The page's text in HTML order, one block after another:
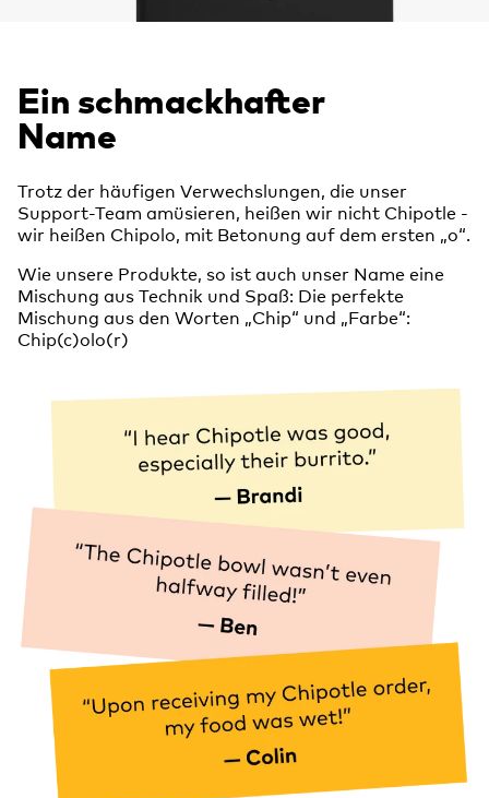
Ein schmackhafter
Name
Trotz der häufigen Verwechslungen, die unser
Support-Team amüsieren, heißen wir nicht Chipotle -
wir heißen Chipolo, mit Betonung auf dem ersten „o“.
Wie unsere Produkte, so ist auch unser Name eine
Mischung aus Technik und Spaß: Die perfekte
Mischung aus den Worten „Chip“ und „Farbe“:
Chip(c)olo(r)